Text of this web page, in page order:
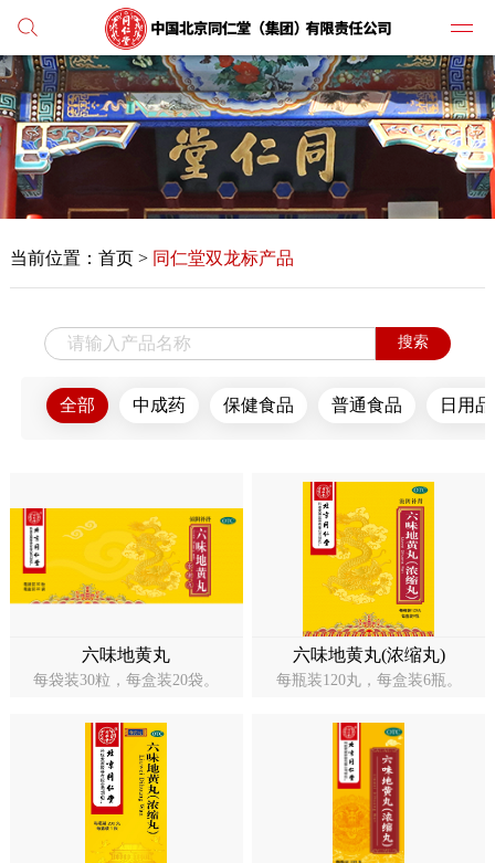
党建
人才
历史
当前位置： 首页> 同仁堂双龙标产品
全部 中成药 保健食品 普通食品 日用品
搜索
六味地黄丸
每袋装30粒，每盒装20袋。
六味地黄丸(浓缩丸)
每瓶装120丸，每盒装6瓶。